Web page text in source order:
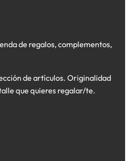
de regalos, complementos,
de artículos. Originalidad
que quieres regalar/te.